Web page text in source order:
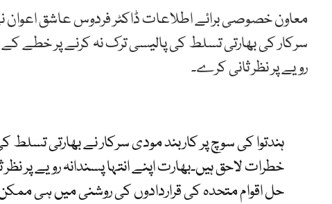
معاون خصوصی برائے اطلاعات ڈاکٹر فردوس عاشق
سرکار کی بھارتی تسلط کی پالیسی ترک نہ کرنے پر خطے کے
رویے پر نظر ثانی کرے۔
ہندتوا کی سوچ پر کاربند مودی سرکار نے بھارتی
خطرات لاحق ہیں۔بھارت اپنے انتہا پسندانہ رویے
حل اقوام متحدہ کی قراردادوں کی روشنی میں ہی